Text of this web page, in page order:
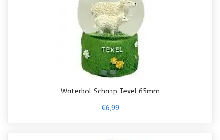
Waterbol Schaap Texel 65mm
€6,99